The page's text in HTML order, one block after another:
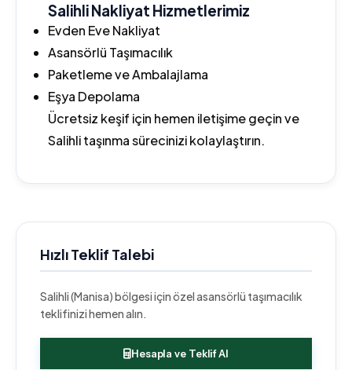
Salihli Nakliyat Hizmetlerimiz
Evden Eve Nakliyat
Asansörlü Taşımacılık
Paketleme ve Ambalajlama
Eşya Depolama
Ücretsiz keşif için hemen iletişime geçin ve
Salihli taşınma sürecinizi kolaylaştırın.
Hızlı Teklif Talebi
Salihli (Manisa) bölgesi için özel asansörlü taşımacılık
teklifinizi hemen alın.
Hesapla ve Teklif Al